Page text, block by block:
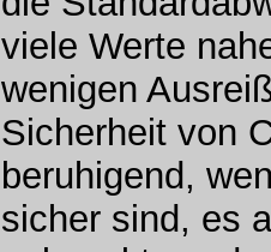
viele Werte
wenigen
Sicherheit von
beruhigend,
sicher sind, es